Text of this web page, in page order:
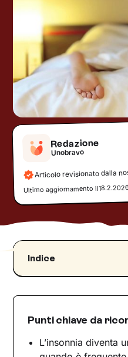
Redazione
Unobravo
Articolo revisionato dalla
Ultimo aggiornamento il18.2.2026
Indice
Quando il sonno
I segnali psicologici
La CBT-I: come
Punti chiave da
L’insonnia diventa